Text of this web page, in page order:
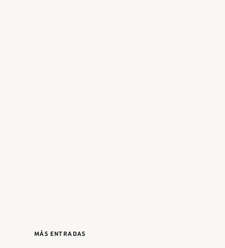
MÁS ENTRADAS